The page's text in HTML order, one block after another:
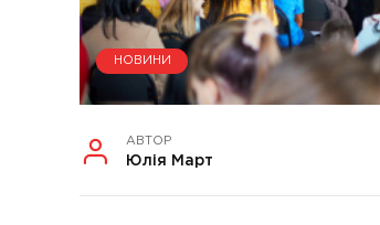
НОВИНИ
АВТОР
Юлія Март